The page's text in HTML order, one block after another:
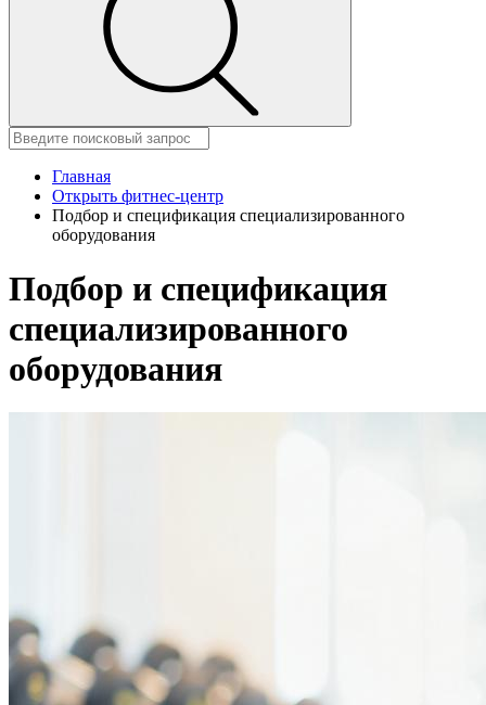
Главная
Открыть фитнес-центр
Подбор и спецификация специализированного
оборудования
Подбор и спецификация
специализированного
оборудования